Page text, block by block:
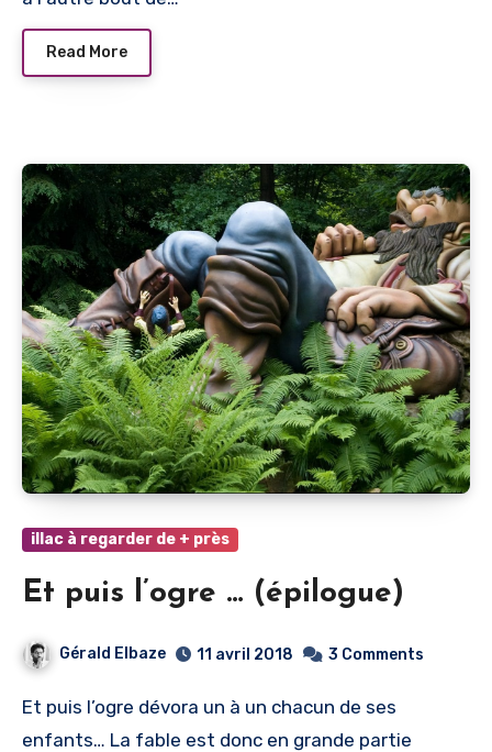
Read More
illac à regarder de + près
Et puis l’ogre … (épilogue)
Gérald Elbaze 11 avril 2018 3 Comments
Et puis l’ogre dévora un à un chacun de ses
enfants… La fable est donc en grande partie